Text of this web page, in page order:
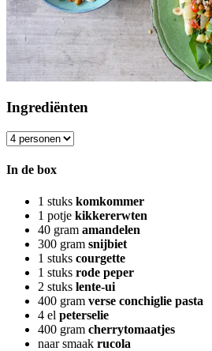
Ingrediënten
In de box
1 stuks komkommer
1 potje kikkererwten
40 gram amandelen
300 gram snijbiet
1 stuks courgette
1 stuks rode peper
2 stuks lente-ui
400 gram verse conchiglie pasta
4 el peterselie
400 gram cherrytomaatjes
naar smaak rucola